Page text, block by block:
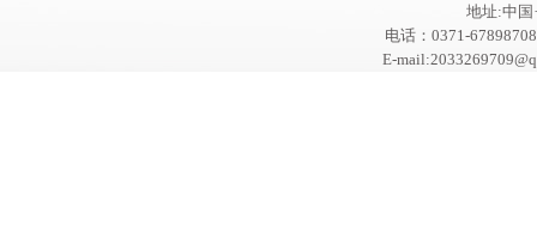
地址:中国
电话：0371-
E-